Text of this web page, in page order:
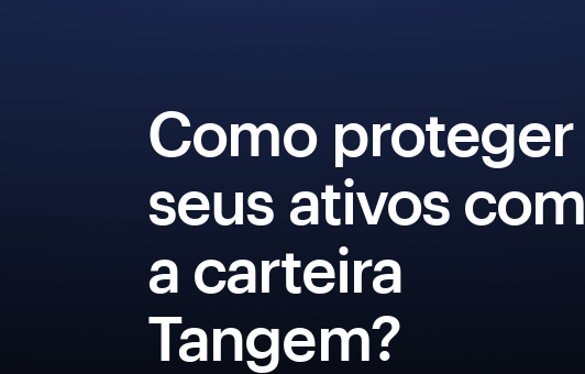
Como proteger
seus ativos com
a carteira
Tangem?